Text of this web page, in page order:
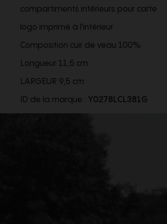
compartiments intérieurs pour carte
logo imprimé à l'intérieur
Composition cuir de veau 100%
Longueur 11,5 cm
LARGEUR 9,5 cm
ID de la marque : Y0278LCL381G